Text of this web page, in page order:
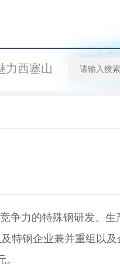
力西塞山
力的特殊钢研发、生
特钢企业兼并重组以